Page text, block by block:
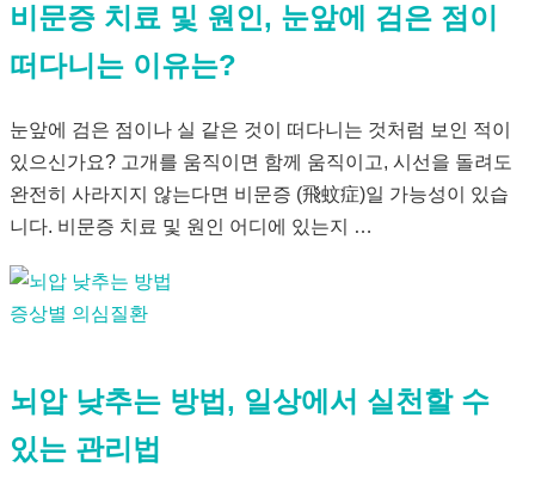
비문증 치료 및 원인, 눈앞에 검은 점이
떠다니는 이유는?
눈앞에 검은 점이나 실 같은 것이 떠다니는 것처럼 보인 적이
있으신가요? 고개를 움직이면 함께 움직이고, 시선을 돌려도
완전히 사라지지 않는다면 비문증 (飛蚊症)​일 가능성이 있습
니다. 비문증 치료 및 원인 어디에 있는지 …
증상별 의심질환
뇌압 낮추는 방법, 일상에서 실천할 수
있는 관리법